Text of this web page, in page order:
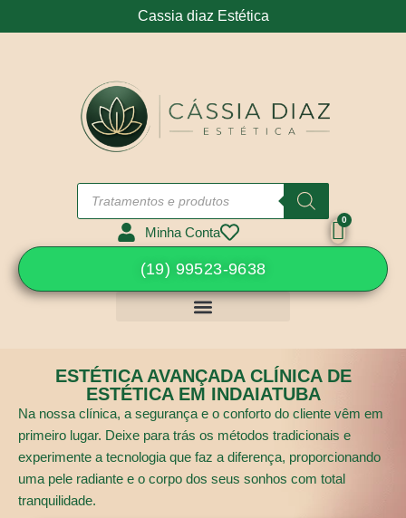
Cassia diaz Estética
Minha Conta
(19) 99523-9638
ESTÉTICA AVANÇADA CLÍNICA DE
ESTÉTICA EM INDAIATUBA
Na nossa clínica, a segurança e o conforto do cliente vêm em
primeiro lugar. Deixe para trás os métodos tradicionais e
experimente a tecnologia que faz a diferença, proporcionando
uma pele radiante e o corpo dos seus sonhos com total
tranquilidade.